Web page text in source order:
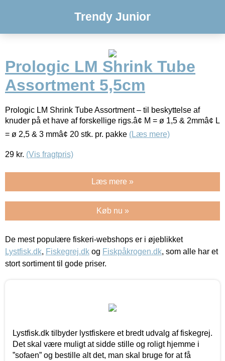
Trendy Junior
Prologic LM Shrink Tube
Assortment 5,5cm
Prologic LM Shrink Tube Assortment – til beskyttelse af
knuder på et have af forskellige rigs.â¢ M = ø 1,5 & 2mmâ¢ L
= ø 2,5 & 3 mmâ¢ 20 stk. pr. pakke (Læs mere)
29 kr. (Vis fragtpris)
Læs mere »
Køb nu »
De mest populære fiskeri-webshops er i øjeblikket
Lystfisk.dk, Fiskegrej.dk og Fiskpåkrogen.dk, som alle har et
stort sortiment til gode priser.
Lystfisk.dk tilbyder lystfiskere et bredt udvalg af fiskegrej.
Det skal være muligt at sidde stille og roligt hjemme i
”sofaen” og bestille alt det, man skal bruge for at få